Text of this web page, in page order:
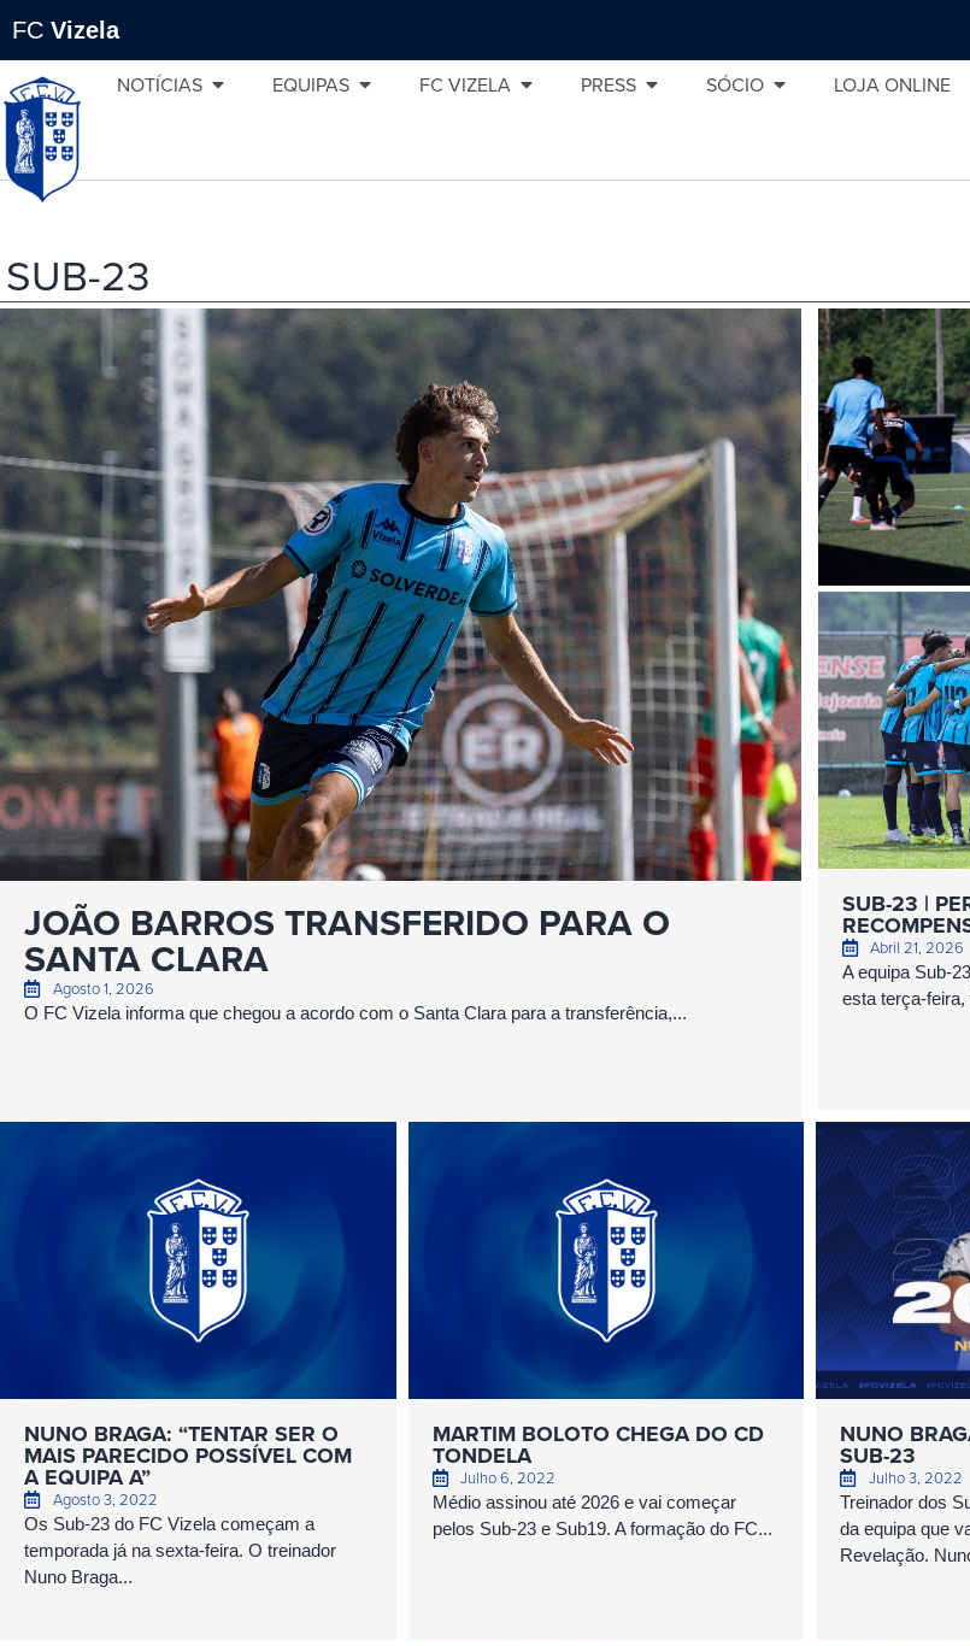
FC Vizela
NOTÍCIAS EQUIPAS FC VIZELA PRESS SÓCIO LOJA ONLINE
SUB-23
JOÃO BARROS TRANSFERIDO PARA O
SANTA CLARA
Agosto 1, 2026
O FC Vizela informa que chegou a acordo com o Santa Clara para a transferência,...
SUB-23 |
Abril 21, 2026
A equipa Sub-
esta terça-
NUNO BRAGA: “TENTAR SER O
MAIS PARECIDO POSSÍVEL COM
A EQUIPA A”
Agosto 3, 2022
Os Sub-23 do FC Vizela começam a
temporada já na sexta-feira. O treinador
Nuno Braga...
MARTIM BOLOTO CHEGA DO CD
TONDELA
Julho 6, 2022
Médio assinou até 2026 e vai começar
pelos Sub-23 e Sub19. A formação do FC...
NUNO
SUB-23
Julho 3, 2022
Treinador dos
da equipa que
Revelação.